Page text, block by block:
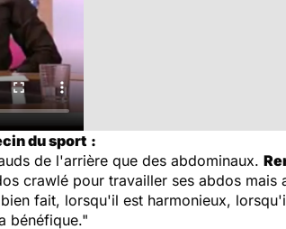
du sport :
de l'arrière que des abdominaux.
crawlé pour travailler ses abdos mais
fait, lorsqu'il est harmonieux,
bénéfique."